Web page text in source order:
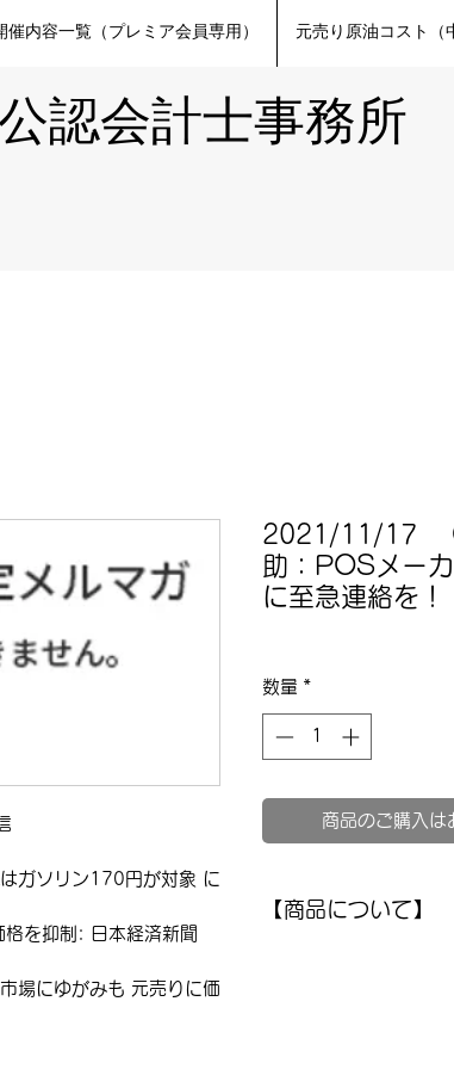
認会計士事務所
内容一覧（プレミア会員専用） 元売り原油コスト（
ガソリン170円が対象 に
を抑制: 日本経済新聞
場にゆがみも 元売りに価
2021/11/17
助：POSメー
に至急連絡を！
数量 *
商品のご購入は
【商品について】